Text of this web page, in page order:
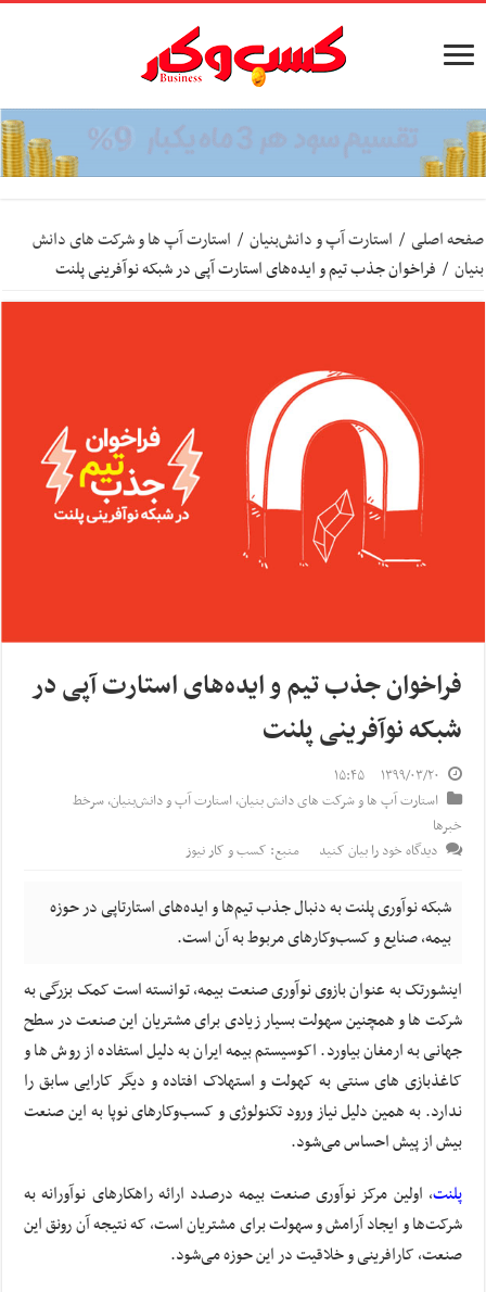
صفحه اصلی / استارت آپ‌ و دانش‌بنیان‌ / استارت آپ ها و شرکت های دانش
بنیان / فراخوان جذب تیم و ایده‌‌های استارت آپی در شبکه نوآفرینی پلنت
فراخوان جذب تیم و ایده‌‌های استارت آپی در
شبکه نوآفرینی پلنت
۱۳۹۹/۰۳/۲۰
۱۵:۴۵
استارت آپ ها و شرکت های دانش بنیان,استارت آپ‌ و دانش‌بنیان‌,سرخط
خبرها
دیدگاه خود را بیان کنید
منبع: کسب و کار نیوز
شبکه نوآوری پلنت به دنبال جذب تیم‌ها و ایده‌های استارتاپی در حوزه
بیمه، صنایع و کسب‌وکارهای مربوط به آن است.
اینشورتک به عنوان بازوی نوآوری صنعت بیمه، توانسته است کمک بزرگی به
شرکت ها و همچنین سهولت بسیار زیادی برای مشتریان این صنعت در سطح
جهانی به ارمغان بیاورد. اکوسیستم بیمه ایران به دلیل استفاده از روش ها و
کاغذبازی های سنتی به کهولت و استهلاک افتاده و دیگر کارایی سابق را
ندارد. به همین دلیل نیاز ورود تکنولوژی و کسب‌وکارهای نوپا به این صنعت
بیش از پیش احساس می‌شود.
پلنت، اولین مرکز نوآوری صنعت بیمه درصدد ارائه راهکارهای نوآورانه به
شرکت‌ها و ایجاد آرامش و سهولت برای مشتریان است، که نتیجه آن رونق این
صنعت، کارافرینی و خلاقیت در این حوزه می‌شود.